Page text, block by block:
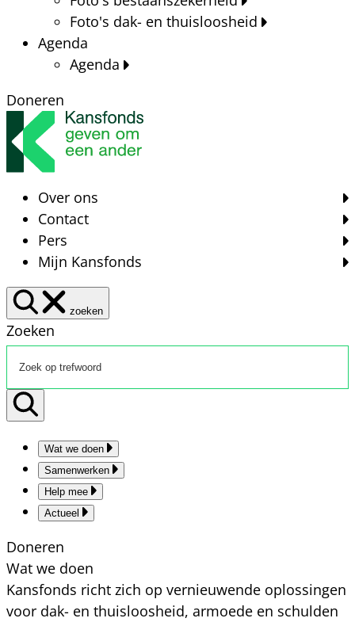
Foto's dak- en thuisloosheid
Agenda
Agenda
Doneren
Over ons
Contact
Pers
Mijn Kansfonds
zoeken
Zoeken
Wat we doen
Samenwerken
Help mee
Actueel
Doneren
Wat we doen
Kansfonds richt zich op vernieuwende oplossingen
voor dak- en thuisloosheid, armoede en schulden